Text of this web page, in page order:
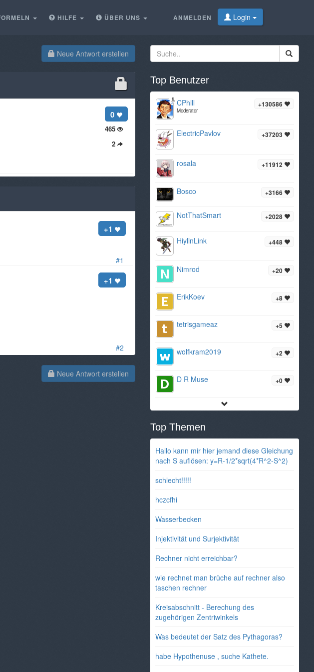
ANMELDEN Login
HILFE ÜBER UNS
Neue Antwort erstellen
0
465
2
#1
+1
#2
+1
Neue Antwort erstellen
Top Benutzer
+130586
CPhill
Moderator
+37203
ElectricPavlov
+11912
rosala
+3166
Bosco
+2028
NotThatSmart
+448
HiylinLink
+20
Nimrod
+8
ErikKoev
+5
tetrisgameaz
+2
wolfkram2019
+0
D R Muse
Top Themen
Hallo kann mir hier jemand diese Gleichung
nach S auflösen: y=R-1/2*sqrt(4*R^2-S^2)
schlecht!!!!!
hczcfhi
Wasserbecken
Injektivität und Surjektivität
Rechner nicht erreichbar?
wie rechnet man brüche auf rechner also
taschen rechner
Kreisabschnitt - Berechung des
zugehörigen Zentriwinkels
Was bedeutet der Satz des Pythagoras?
habe Hypothenuse , suche Kathete.